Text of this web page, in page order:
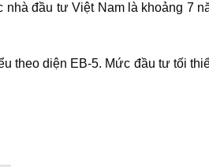
đầu tư Việt Nam là khoảng 7
theo diện EB-5. Mức đầu tư tối